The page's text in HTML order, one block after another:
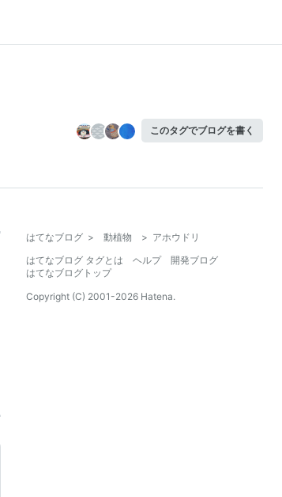
このタグでブログを書く
はてなブログ > 動植物 > アホウドリ
はてなブログ タグとは
ヘルプ
開発ブログ
はてなブログトップ
Copyright (C) 2001-2026 Hatena.